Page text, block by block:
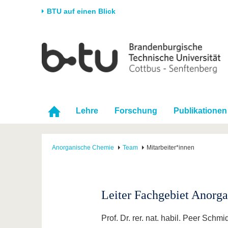
BTU auf einen Blick
Universität
Karriere & Engagement
Partnerschaften &
Strukturwandel
Forschung
Förderung
Wissenschaftlicher
Nachwuchs
Im
Lehre Forschung Publikationen
Anorganische Chemie Team Mitarbeiter*innen
Leiter Fachgebiet
Prof. Dr. rer. nat. habil. Peer